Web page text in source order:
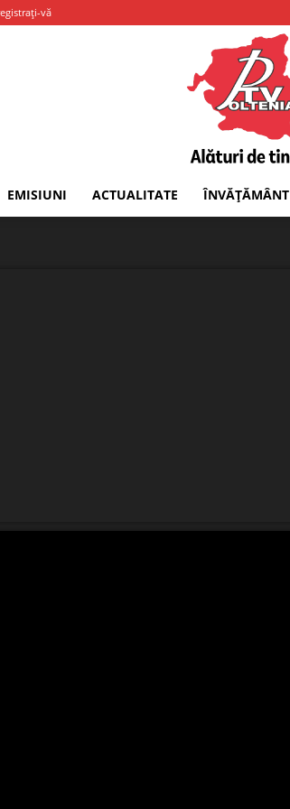
vă
EMISIUNI ACTUALITATE ÎNVĂȚĂMÂNT